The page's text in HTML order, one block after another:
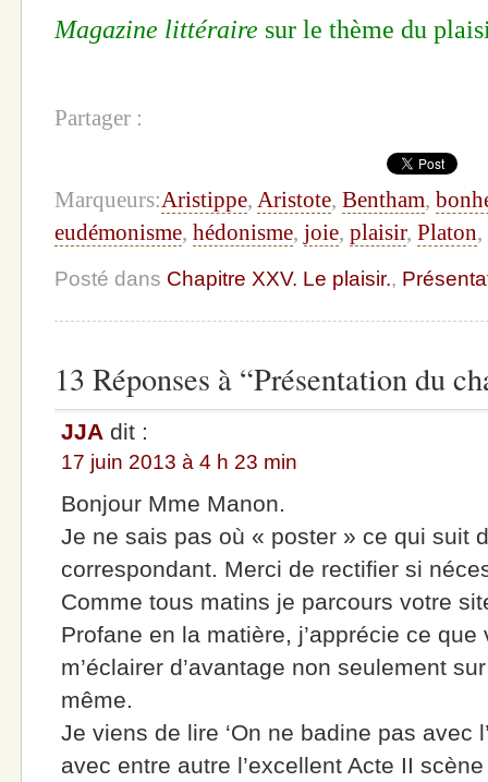
Magazine littéraire sur le thème du
Partager :
Marqueurs:Aristippe, Aristote, Bentham,
eudémonisme, hédonisme, joie, plaisir, Platon,
Posté dans Chapitre XXV. Le plaisir.,
13 Réponses à “Présentation du
JJA dit :
17 juin 2013 à 4 h 23 min
Bonjour Mme Manon.
Je ne sais pas où « poster » ce qui suit
correspondant. Merci de rectifier si
Comme tous matins je parcours votre
Profane en la matière, j’apprécie ce
m’éclairer d’avantage non seulement
même.
Je viens de lire ‘On ne badine pas avec
avec entre autre l’excellent Acte II